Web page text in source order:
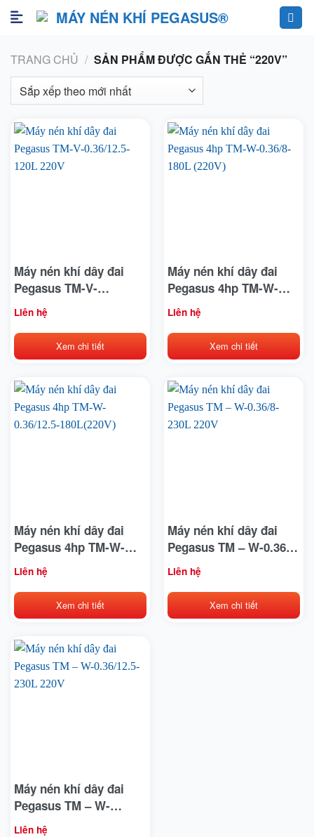
Skip
TRANG CHỦ / SẢN PHẨM ĐƯỢC GẮN THẺ “220V”
Máy nén khí dây đai
Pegasus TM-V-
0.36/12.5-120L 220V
Liên hệ
Xem chi tiết
Máy nén khí dây đai
Pegasus 4hp TM-W-
0.36/8-180L (220V)
Liên hệ
Xem chi tiết
Máy nén khí dây đai
Pegasus 4hp TM-W-
0.36/12.5-180L(220V)
Liên hệ
Xem chi tiết
Máy nén khí dây đai
Pegasus TM – W-0.36/8-
230L 220V
Liên hệ
Xem chi tiết
Máy nén khí dây đai
Pegasus TM – W-
0.36/12.5-230L 220V
Liên hệ